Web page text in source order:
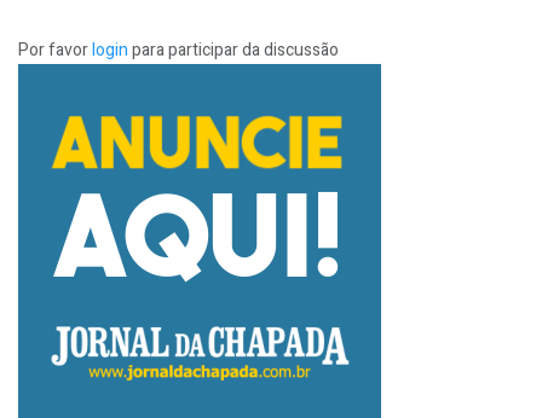
Por favorloginpara participar da discussão